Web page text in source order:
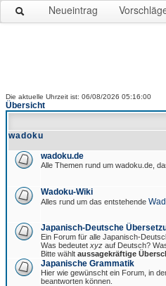
Neueintrag
Die aktuelle Uhrzeit ist: 06/08/2026 05:16:00
Übersicht
wadoku
wadoku.de
Alle Themen rund um wadoku.de,
Wadoku-Wiki
Alles rund um das entstehende
Japanisch-Deutsche
Ein Forum für alle Japanisch-
Was bedeutet xyz auf Deutsch?
Bitte wählt aussagekräftige
Japanische Grammatik
Hier wie gewünscht ein Forum, in
beantworten können.